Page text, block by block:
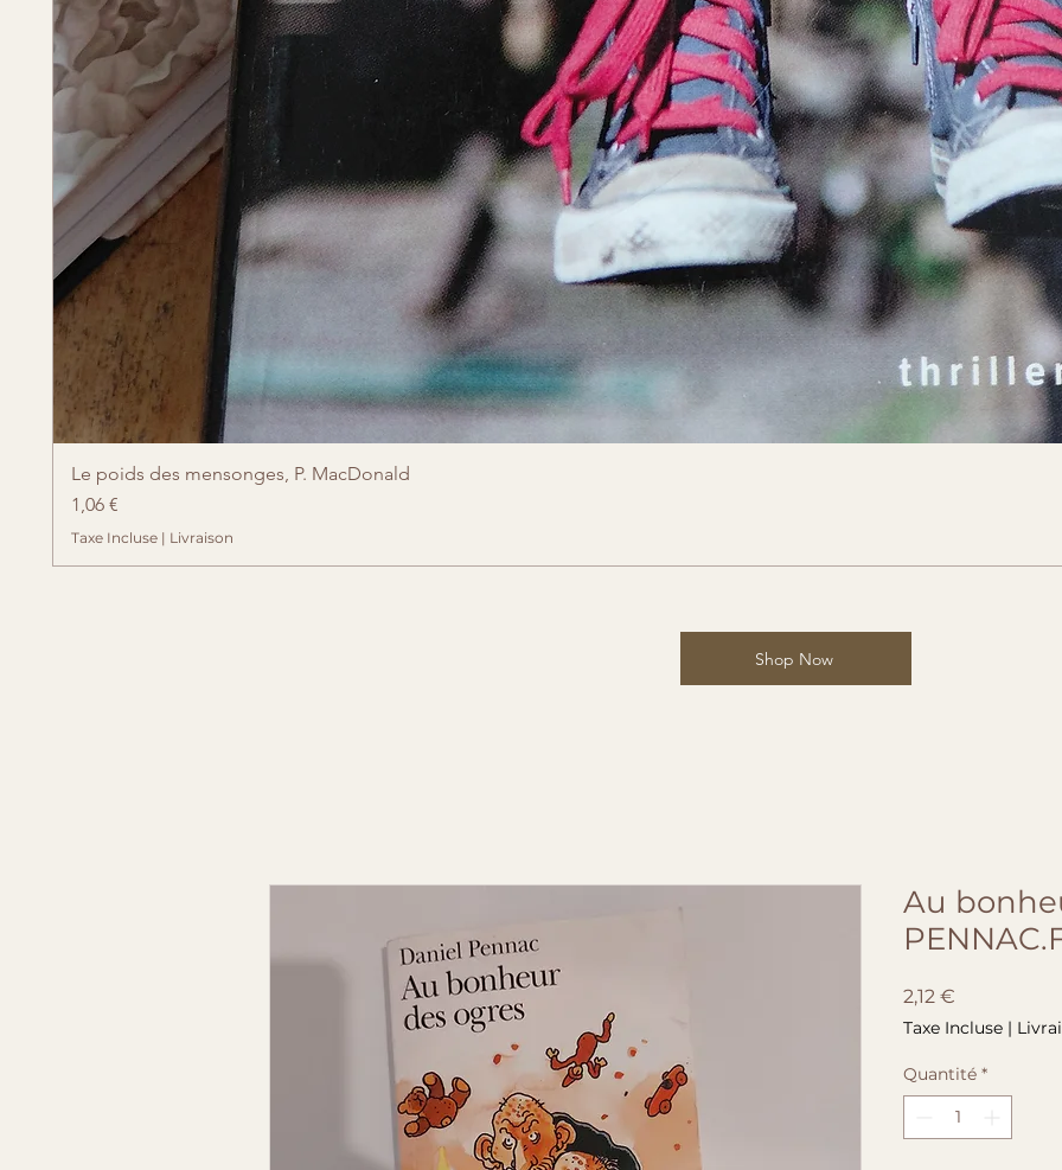
Le poids des mensonges, P. MacDonald
Prix
1,06 €
Taxe Incluse | Livraison
Shop Now
Au
2,12 €
Taxe Incluse |
Quantité *